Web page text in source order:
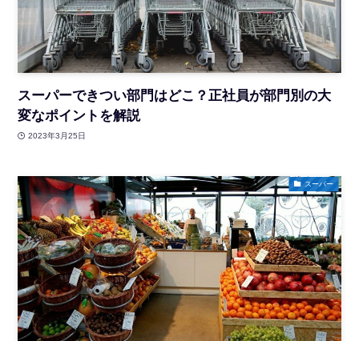
スーパーできつい部門はどこ？正社員が部門別の大
変なポイントを解説
2023年3月25日
スーパー